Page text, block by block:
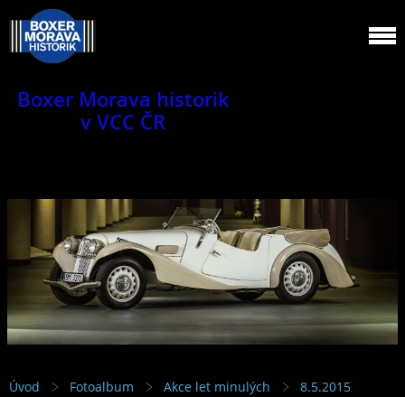
Boxer Morava historik
v VCC ČR
Jsme klub veteránů.
Úvod Fotoalbum Akce let minulých
8.5.2015